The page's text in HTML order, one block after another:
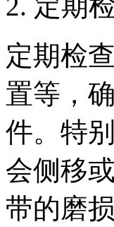
定期检
置等，
件。特
会侧移
带的磨损